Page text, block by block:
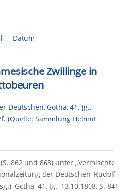
Datum
Zwillinge in
862 und 863) unter „Vermischte
der Deutschen, Rudolf
Gotha, 41. Jg., 13.10.1808, S. 841